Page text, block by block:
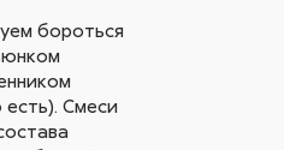
бороться
Смеси